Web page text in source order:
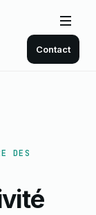
Contact
DES